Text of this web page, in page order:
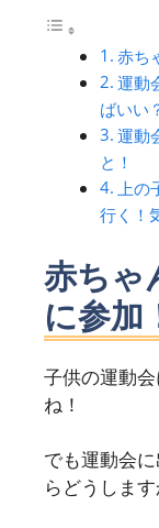
赤ち
運動
ばいい
運動
と！
上の
行く！
赤ちゃ
に参加
子供の運動
ね！
でも運動会
らどうします